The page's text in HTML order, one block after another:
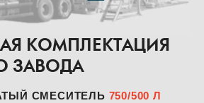
КОМПЛЕКТАЦИЯ
ЗАВОДА
СМЕСИТЕЛЬ 750/500 Л